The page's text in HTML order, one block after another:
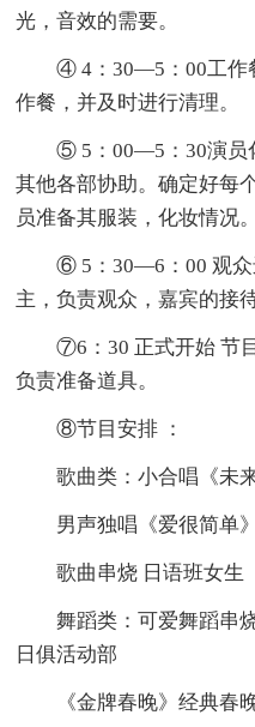
光，音效的需要。
④ 4：30—5：00工作
作餐，并及时进行清理。
⑤ 5：00—5：30演员
其他各部协助。确定好每
员准备其服装，化妆情况。
⑥ 5：30—6：00 观众
主，负责观众，嘉宾的接待
⑦6：30 正式开始 节
负责准备道具。
⑧节目安排 ：
歌曲类：小合唱《未
男声独唱《爱很简单
歌曲串烧 日语班女生
舞蹈类：可爱舞蹈串
日俱活动部
《金牌春晚》经典春